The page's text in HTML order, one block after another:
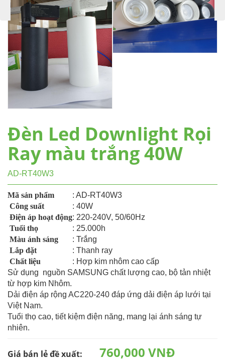
Đèn Led Downlight Rọi
Ray màu trắng 40W
AD-RT40W3
Mã sản phẩm
: AD-RT40W3
Công suất
: 40W
Điện áp hoạt động: 220-240V, 50/60Hz
Tuổi thọ
: 25.000h
Màu ánh sáng
: Trắng
Lắp đặt
: Thanh ray
Chất liệu
: Hợp kim nhôm cao cấp
Sử dụng nguồn SAMSUNG chất lượng cao, bộ tản nhiệt
từ hợp kim Nhôm.
Dải điện áp rộng AC220-240 đáp ứng dải điện áp lưới tại
Việt Nam.
Tuổi thọ cao, tiết kiệm điện năng, mang lại ánh sáng tự
nhiên.
Giá bán lẻ đề xuất: 760,000 VNĐ